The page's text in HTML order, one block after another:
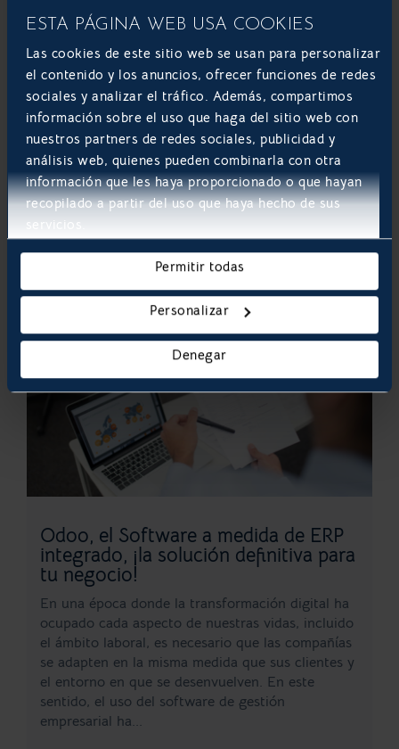
ESTA PÁGINA WEB USA COOKIES
Las cookies de este sitio web se usan para personalizar
el contenido y los anuncios, ofrecer funciones de redes
sociales y analizar el tráfico. Además, compartimos
información sobre el uso que haga del sitio web con
nuestros partners de redes sociales, publicidad y
análisis web, quienes pueden combinarla con otra
información que les haya proporcionado o que hayan
recopilado a partir del uso que haya hecho de sus
servicios.
Permitir todas
Personalizar
Denegar
¿Cuánto cuesta implementar Odoo?
Odoo es, sin duda, el mejor software de gestión
empresarial del momento. Basta con echar un
vistazo a su gran cantidad de aplicaciones y
funciones disponibles, así como el número de
implementaciones y clientes satisfechos para
tenerlo claro. No obstante, en el momento de
implementarlo, una de las primeras
interrogantes...
LEER MÁS
ODOO: OPEN SOURCE ERP Y CRM
Odoo, el Software a medida de ERP
integrado, ¡la solución definitiva para
tu negocio!
En una época donde la transformación digital ha
ocupado cada aspecto de nuestras vidas, incluido
el ámbito laboral, es necesario que las compañías
se adapten en la misma medida que sus clientes y
el entorno en que se desenvuelven. En este
sentido, el uso del software de gestión
empresarial ha...